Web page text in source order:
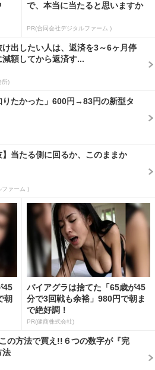
で、本当に当たると思いますか
PR(合同会社デジタルファーム )
け出したい人は、返済を3～6ヶ月停
額してから返済す...
所)
りたかった」600円→83円の新型タ
】当たる側に回るか、このままか
ファーム )
45
朝
バイアグラは捨てた「65歳が45
分で3回戦も余裕」980円で朝ま
で絶好調！
PR(健商株式会社)
の方法で買え!!６つの数字が『完
法